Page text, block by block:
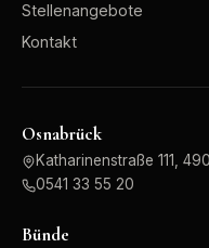
Stellenangebote
Kontakt
Osnabrück
Katharinenstraße 111,
0541 33 55 20
Bünde